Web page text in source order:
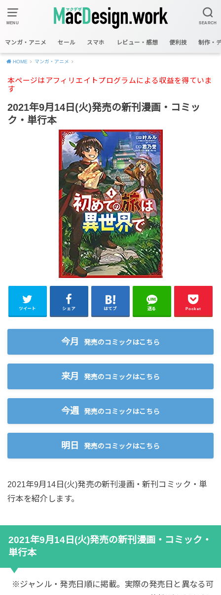
MENU SEARCH
マンガ・アニメ セール スマホ レビュー・感想 便利技 制作・
HOME マンガ・アニメ
本ページはアフィリエイトプログラムによる収益を得ていま
す
2021年9月14日(火)発売の新刊漫画・コミッ
ク・単行本
ツイート シェア はてブ 送る Pocket
今月 発売のコミックはこちら
来月 発売のコミックはこちら
今週 発売のコミックはこちら
明日 発売のコミックはこちら
2021年9月14日(火)発売の新刊漫画・新刊コミック・単
行本を紹介します。
2021年9月14日(火)発売の新刊漫画・コミック・
単行本
※ジャンル・発売日順に掲載。実際の発売日と異なる可